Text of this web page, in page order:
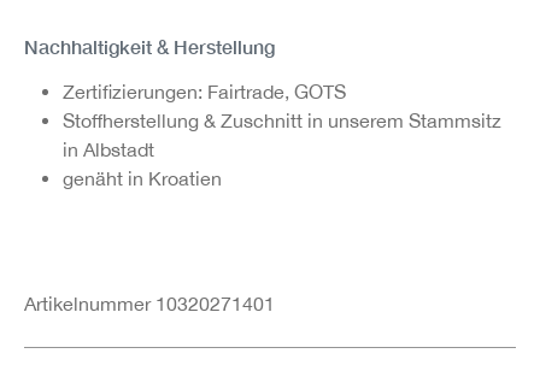
Nachhaltigkeit & Herstellung
Zertifizierungen: Fairtrade, GOTS
Stoffherstellung & Zuschnitt in unserem Stammsitz
in Albstadt
genäht in Kroatien
Artikelnummer 10320271401